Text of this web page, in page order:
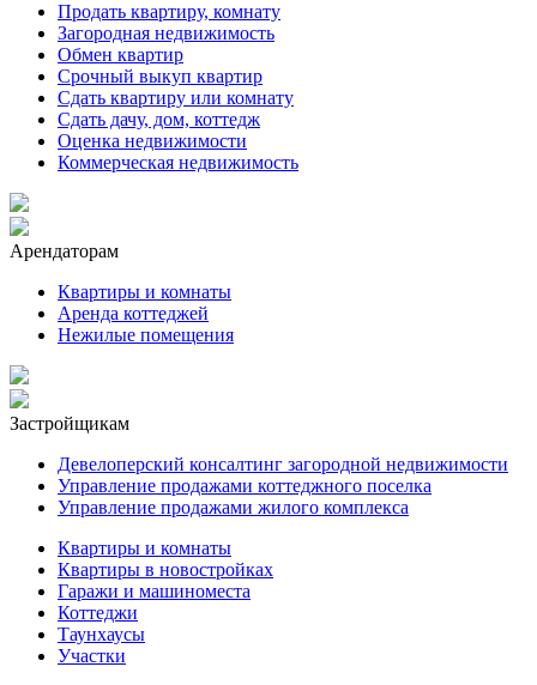
Продать квартиру, комнату
Загородная недвижимость
Обмен квартир
Срочный выкуп квартир
Сдать квартиру или комнату
Сдать дачу, дом, коттедж
Оценка недвижимости
Коммерческая недвижимость
Арендаторам
Квартиры и комнаты
Аренда коттеджей
Нежилые помещения
Застройщикам
Девелоперский консалтинг загородной недвижимости
Управление продажами коттеджного поселка
Управление продажами жилого комплекса
Квартиры и комнаты
Квартиры в новостройках
Гаражи и машиноместа
Коттеджи
Таунхаусы
Участки